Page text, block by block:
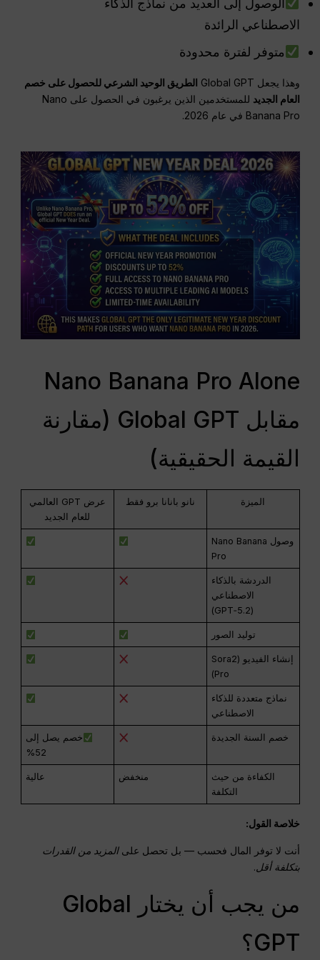
الوصول إلى العديد من نماذج الذكاء
الاصطناعي الرائدة
متوفر لفترة محدودة
وهذا يجعل Global GPT
الطريق الوحيد الشرعي للحصول على خصم
العام الجديد
للمستخدمين الذين يرغبون في الحصول على Nano
Banana Pro في عام 2026.
Nano Banana Pro Alone
مقابل Global GPT (مقارنة
القيمة الحقيقية)
الميزة نانو بانانا برو فقط
عرض GPT العالمي
للعام الجديد
وصول Nano Banana
Pro
الدردشة بالذكاء
الاصطناعي
(GPT‑5.2)
توليد الصور
إنشاء الفيديو (Sora2
Pro)
نماذج متعددة للذكاء
الاصطناعي
خصم السنة الجديدة
خصم يصل إلى
52%
الكفاءة من حيث
التكلفة
منخفض عالية
خلاصة القول:
أنت لا توفر المال فحسب — بل تحصل علىالمزيد من القدرات
بتكلفة أقل.
من يجب أن يختار Global
GPT؟